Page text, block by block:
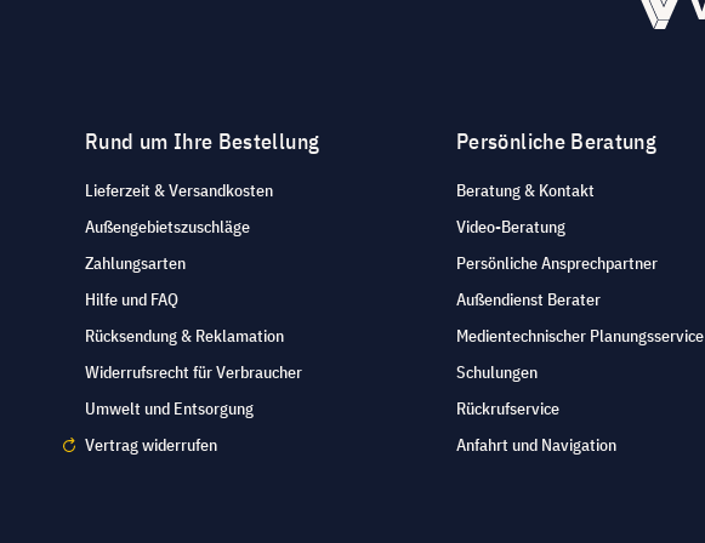
Rund um Ihre Bestellung
Lieferzeit & Versandkosten
Außengebietszuschläge
Zahlungsarten
Hilfe und FAQ
Rücksendung & Reklamation
Widerrufsrecht für Verbraucher
Umwelt und Entsorgung
Vertrag widerrufen
Persönliche Beratung
Beratung & Kontakt
Video-Beratung
Persönliche Ansprechpartner
Außendienst Berater
Medientechnischer Planungsservice
Schulungen
Rückrufservice
Anfahrt und Navigation